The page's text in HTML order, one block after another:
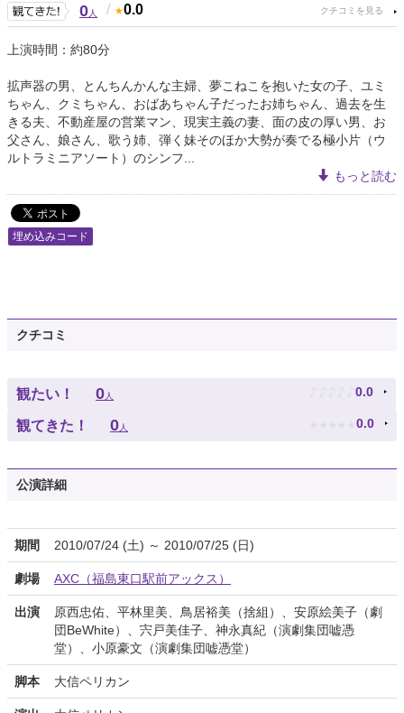
0人 / 0.0
上演時間：約80分
拡声器の男、とんちんかんな主婦、夢こねこを抱いた女の子、ユミ
ちゃん、クミちゃん、おばあちゃん子だったお姉ちゃん、過去を生
きる夫、不動産屋の営業マン、現実主義の妻、面の皮の厚い男、お
父さん、娘さん、歌う姉、弾く妹そのほか大勢が奏でる極小片（ウ
ルトラミニアソート）のシンフ...
もっと読む
埋め込みコード
クチコミ
観たい！ 0人 ♪ ♪ ♪ ♪ ♪ 0.0
観てきた！ 0人 ★ ★ ★ ★ ★ 0.0
公演詳細
期間 2010/07/24 (土) ～ 2010/07/25 (日)
劇場 AXC（福島東口駅前アックス）
出演
原西忠佑、平林里美、鳥居裕美（捨組）、安原絵美子（劇
団BeWhite）、宍戸美佳子、神永真紀（演劇集団嘘憑
堂）、小原豪文（演劇集団嘘憑堂）
脚本 大信ペリカン